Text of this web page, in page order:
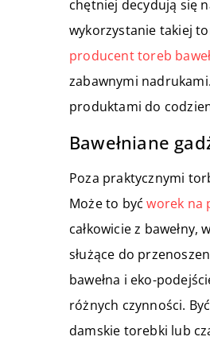
chętniej decydują się
wykorzystanie takiej
producent toreb
zabawnymi
produktami do
Bawełniane
Poza praktycznymi
Może to byćworek na
całkowicie z
służące do
bawełna i eko-
różnych czynności.
damskie torebki lub